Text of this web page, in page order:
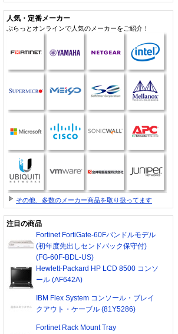
人気・定番メーカー
ぷらっとオンラインで人気のメーカーをご紹介！
その他、多数のメーカー商品を取り扱ってます
注目の商品
Fortinet FortiGate-60Fバンドルモデル
(初年度先出しセンドバック保守付)
(FG-60F-BDL-US)
Hewlett-Packard HP LCD 8500 コンソ
ール (AF642A)
IBM Flex System コンソール・ブレイ
クアウト・ケーブル (81Y5286)
Fortinet Rack Mount Tray